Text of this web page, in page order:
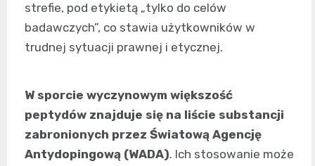
strefie, pod etykietą „tylko do celów
badawczych”, co stawia użytkowników w
trudnej sytuacji prawnej i etycznej.
W sporcie wyczynowym większość
peptydów znajduje się na liście substancji
zabronionych przez Światową Agencję
Antydopingową (WADA). Ich stosowanie może